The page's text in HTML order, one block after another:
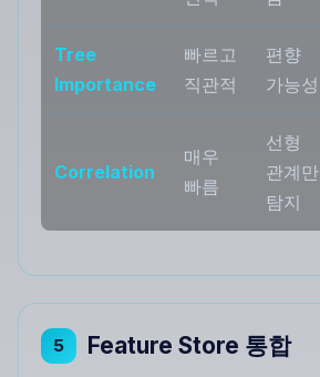
Tree
Importance
빠르고
직관적
편향
가능성
Correlation
매우
빠름
선형
관계만
탐지
5 Feature Store 통합